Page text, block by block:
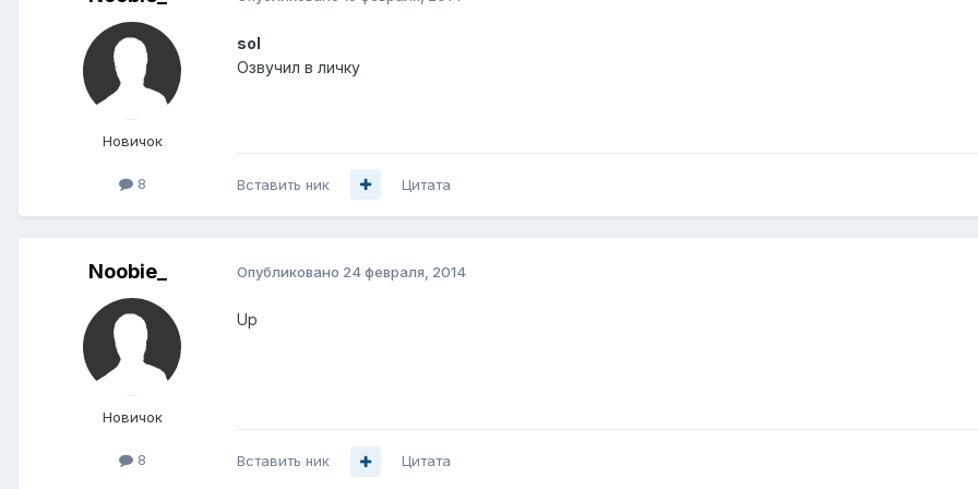
Новичок
8
sol
Озвучил в личку
Вставить ник Цитата
Noobie_
Новичок
8
Опубликовано 24 февраля, 2014
Up
Вставить ник Цитата